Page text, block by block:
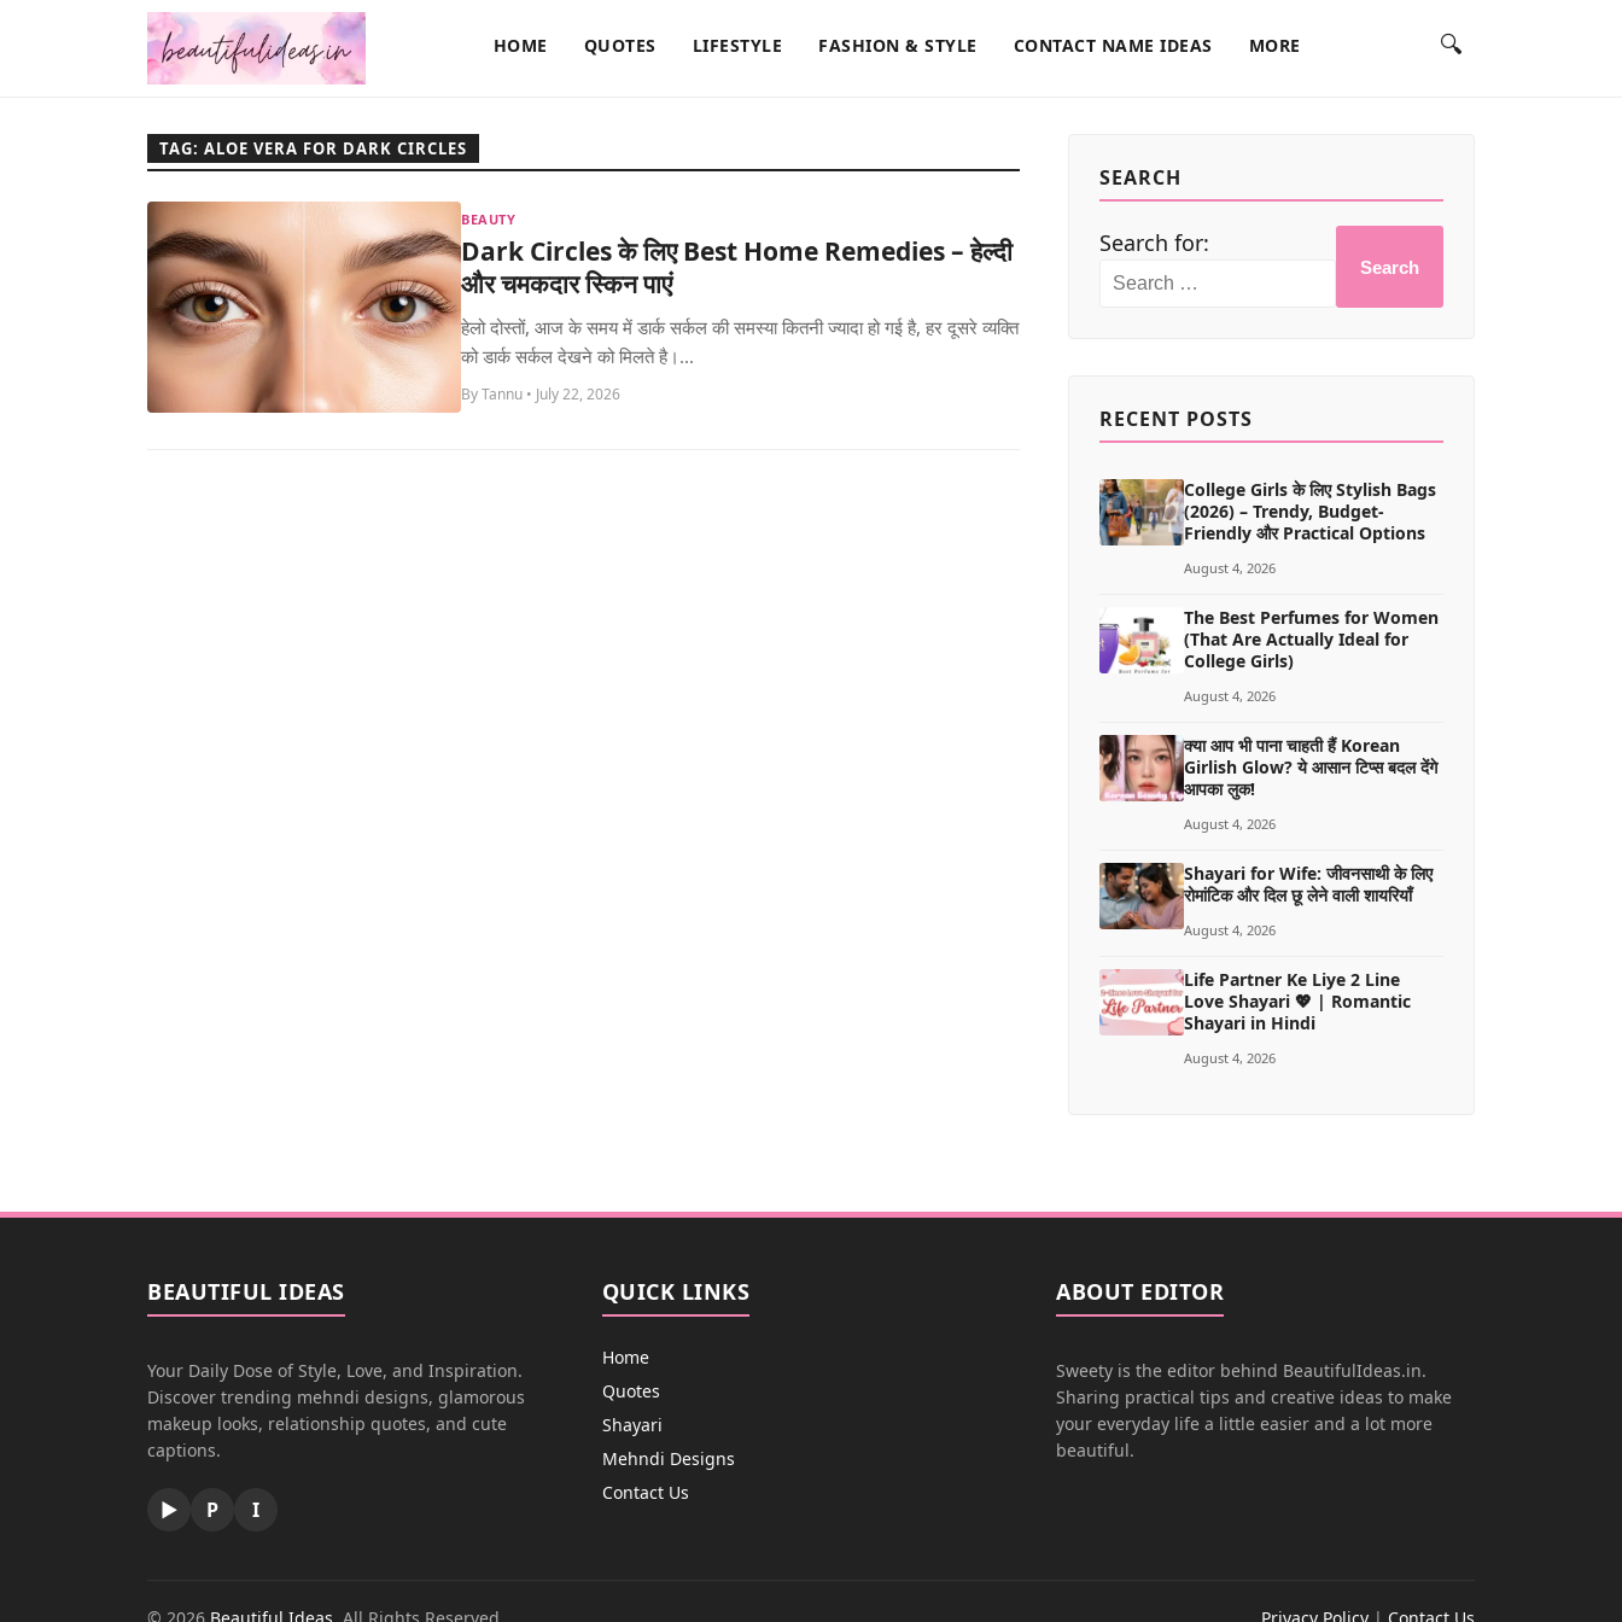
HOME QUOTES LIFESTYLE FASHION & STYLE CONTACT NAME IDEAS MORE 🔍
TAG: ALOE VERA FOR DARK CIRCLES
BEAUTY
Dark Circles के लिए Best Home Remedies – हेल्दी
और चमकदार स्किन पाएं
हेलो दोस्तों, आज के समय में डार्क सर्कल की समस्या कितनी ज्यादा हो गई है, हर दूसरे व्यक्ति
को डार्क सर्कल देखने को मिलते है।...
By Tannu • July 22, 2026
SEARCH
Search for:
Search
RECENT POSTS
College Girls के लिए Stylish Bags
(2026) – Trendy, Budget-
Friendly और Practical Options
August 4, 2026
The Best Perfumes for Women
(That Are Actually Ideal for
College Girls)
August 4, 2026
क्या आप भी पाना चाहती हैं Korean
Girlish Glow? ये आसान टिप्स बदल देंगे
आपका लुक!
August 4, 2026
Shayari for Wife: जीवनसाथी के लिए
रोमांटिक और दिल छू लेने वाली शायरियाँ
August 4, 2026
Life Partner Ke Liye 2 Line
Love Shayari 💖 | Romantic
Shayari in Hindi
August 4, 2026
BEAUTIFUL IDEAS
Your Daily Dose of Style, Love, and Inspiration.
Discover trending mehndi designs, glamorous
makeup looks, relationship quotes, and cute
captions.
▶ P I
QUICK LINKS
Home
Quotes
Shayari
Mehndi Designs
Contact Us
ABOUT EDITOR
Sweety is the editor behind BeautifulIdeas.in.
Sharing practical tips and creative ideas to make
your everyday life a little easier and a lot more
beautiful.